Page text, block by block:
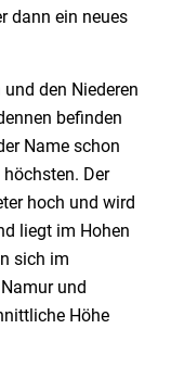
dann ein neues
den Niederen
befinden
Name schon
Der
hoch und wird
liegt im Hohen
sich im
und
Höhe